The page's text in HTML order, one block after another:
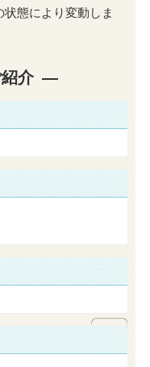
態により変動しま
介